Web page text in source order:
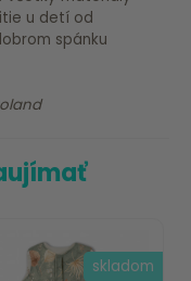
u detí od
spánku
skladom